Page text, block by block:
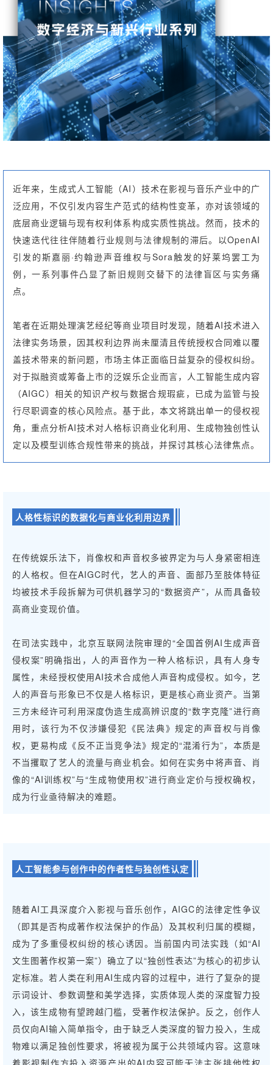
近年来，生成式人工智能（AI）技术在影视与音乐产业中的广
泛应用，不仅引发内容生产范式的结构性变革，亦对该领域的
底层商业逻辑与现有权利体系构成实质性挑战。然而，技术的
快速迭代往往伴随着行业规则与法律规制的滞后。以OpenAI
引发的斯嘉丽·约翰逊声音维权与Sora触发的好莱坞罢工为
例，一系列事件凸显了新旧规则交替下的法律盲区与实务痛
点。
笔者在近期处理演艺经纪等商业项目时发现，随着AI技术进入
法律实务场景，因其权利边界尚未厘清且传统授权合同难以覆
盖技术带来的新问题，市场主体正面临日益复杂的侵权纠纷。
对于拟融资或筹备上市的泛娱乐企业而言，人工智能生成内容
（AIGC）相关的知识产权与数据合规瑕疵，已成为监管与投
行尽职调查的核心风险点。基于此，本文将跳出单一的侵权视
角，重点分析AI技术对人格标识商业化利用、生成物独创性认
定以及模型训练合规性带来的挑战，并探讨其核心法律焦点。
人格性标识的数据化与商业化利用边界
在传统娱乐法下，肖像权和声音权多被界定为与人身紧密相连
的人格权。但在AIGC时代，艺人的声音、面部乃至肢体特征
均被技术手段拆解为可供机器学习的“数据资产”，从而具备较
高商业变现价值。
在司法实践中，北京互联网法院审理的“全国首例AI生成声音
侵权案”明确指出，人的声音作为一种人格标识，具有人身专
属性，未经授权使用AI技术合成他人声音构成侵权。如今，艺
人的声音与形象已不仅是人格标识，更是核心商业资产。当第
三方未经许可利用深度伪造生成高辨识度的“数字克隆”进行商
用时，该行为不仅涉嫌侵犯《民法典》规定的声音权与肖像
权，更易构成《反不正当竞争法》规定的“混淆行为”，本质是
不当攫取了艺人的流量与商业机会。如何在实务中将声音、肖
像的“AI训练权”与“生成物使用权”进行商业定价与授权确权，
成为行业亟待解决的难题。
人工智能参与创作中的作者性与独创性认定
随着AI工具深度介入影视与音乐创作，AIGC的法律定性争议
（即其是否构成著作权法保护的作品）及其权利归属的模糊，
成为了多重侵权纠纷的核心诱因。当前国内司法实践（如“AI
文生图著作权第一案”）确立了以“独创性表达”为核心的初步认
定标准。若人类在利用AI生成内容的过程中，进行了复杂的提
示词设计、参数调整和美学选择，实质体现人类的深度智力投
入，该生成物有望跨越门槛，受著作权法保护。反之，创作人
员仅向AI输入简单指令，由于缺乏人类深度的智力投入，生成
物难以满足独创性要求，将被视为属于公共领域内容。这意味
着影视制作方投入资源产出的AI内容可能无法主张排他性权